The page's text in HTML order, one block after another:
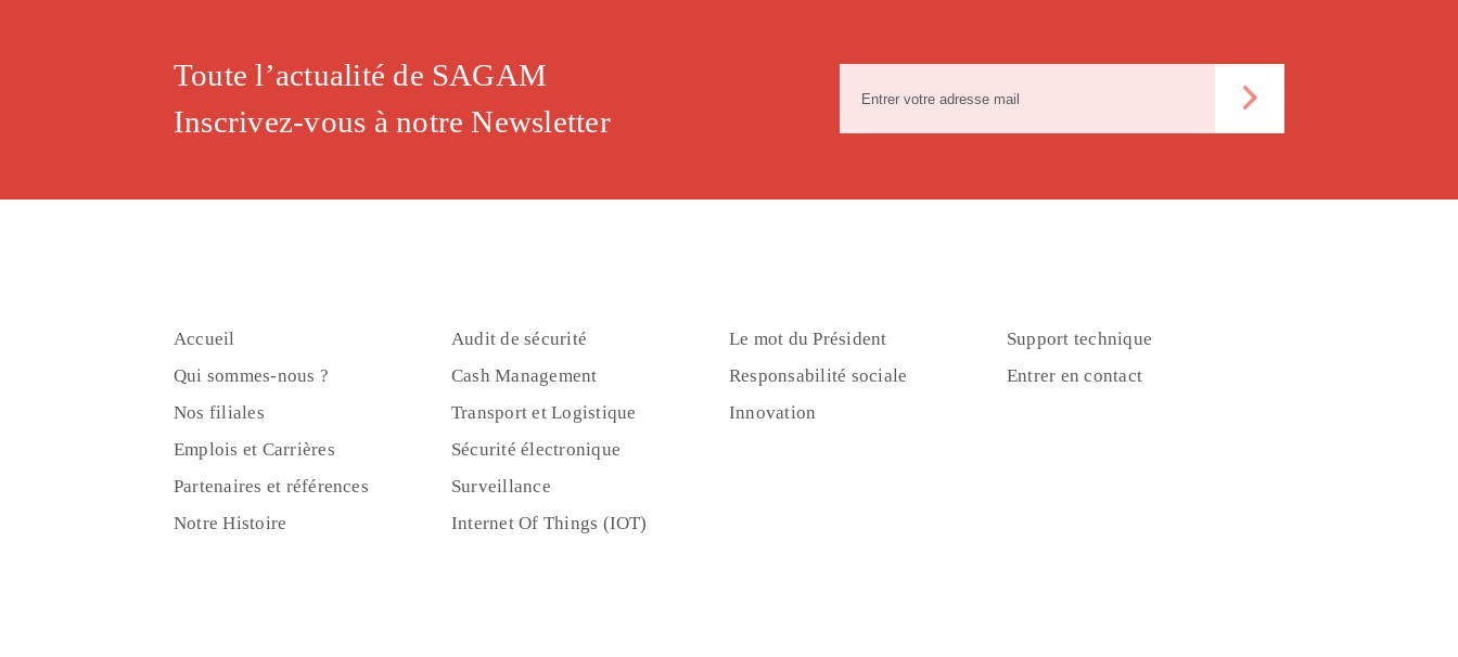
Toute l’actualité de SAGAM
Inscrivez-vous à notre Newsletter
Accueil
Qui sommes-nous ?
Nos filiales
Emplois et Carrières
Partenaires et références
Notre Histoire
Audit de sécurité
Cash Management
Transport et Logistique
Sécurité électronique
Surveillance
Internet Of Things (IOT)
Le mot du Président
Responsabilité sociale
Innovation
Support technique
Entrer en contact